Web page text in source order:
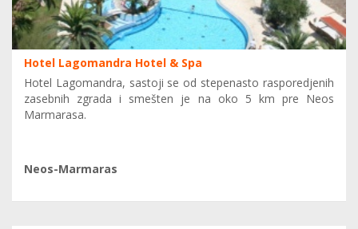
Hotel Lagomandra Hotel & Spa
Hotel Lagomandra, sastoji se od stepenasto rasporedjenih
zasebnih zgrada i smešten je na oko 5 km pre Neos
Marmarasa.
Neos-Marmaras